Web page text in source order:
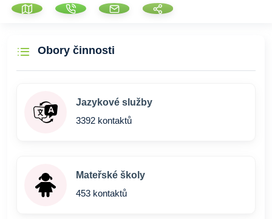
Obory činnosti
Jazykové služby
3392 kontaktů
Mateřské školy
453 kontaktů